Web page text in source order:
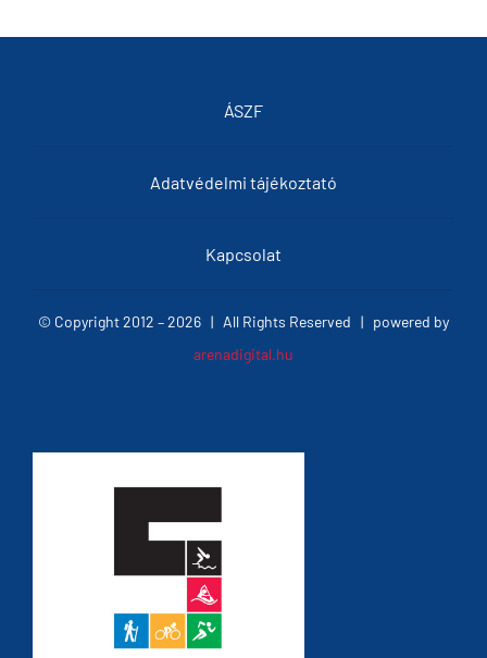
ÁSZF
Adatvédelmi tájékoztató
Kapcsolat
© Copyright 2012 –2026 | All Rights Reserved | powered by
arenadigital.hu